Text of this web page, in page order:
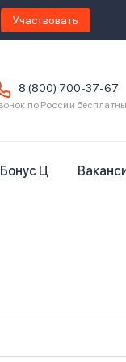
Участвовать
8 (800) 700-37-67
по России
Бонус Ц